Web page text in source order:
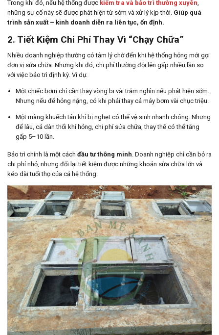
Trong khi đó, nếu hệ thống được kiểm tra và bảo trì thường xuyên,
những sự cố này sẽ được phát hiện từ sớm và xử lý kịp thời. Giúp quá
trình sản xuất – kinh doanh diễn ra liên tục, ổn định.
2. Tiết Kiệm Chi Phí Thay Vì “Chạy Chữa”
Nhiều doanh nghiệp thường có tâm lý chờ đến khi hệ thống hỏng mới gọi
đơn vị sửa chữa. Nhưng khi đó, chi phí thường đội lên gấp nhiều lần so
với việc bảo trì định kỳ. Ví dụ:
Một chiếc bơm chỉ cần thay vòng bi vài trăm nghìn nếu phát hiện sớm.
Nhưng nếu để hỏng nặng, có khi phải thay cả máy bơm vài chục triệu.
Một màng khuếch tán khí bị nghẹt có thể vệ sinh nhanh chóng. Nhưng
để lâu, cả dàn thổi khí hỏng, chi phí sửa chữa, thay thế có thể tăng
gấp 5–10 lần.
Bảo trì chính là một cách đầu tư thông minh . Doanh nghiệp chỉ cần bỏ ra
chi phí nhỏ, nhưng đổi lại tiết kiệm được những khoản sửa chữa lớn và
kéo dài tuổi thọ của cả hệ thống.